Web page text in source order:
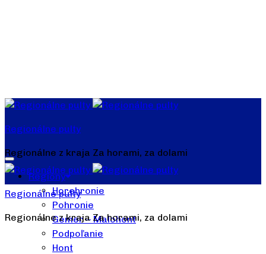
Regionálne pulty
Regionálne z kraja Za horami, za dolami
Regióny
Horehronie
Pohronie
Gemer – Malohont
Podpoľanie
Hont
Regionálne pulty
Regionálne z kraja Za horami, za dolami